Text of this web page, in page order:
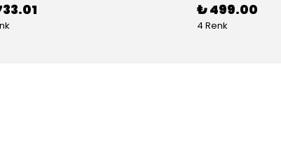
₺ 499.00
4 Renk